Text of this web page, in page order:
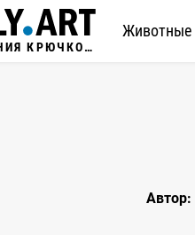
СХЕМЫ ВЯЗАНИЯ КРЮЧКОМ
Животные
Автор: